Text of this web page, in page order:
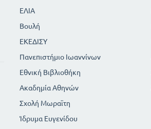
ΕΛΙΑ
Βουλή
ΕΚΕΔΙΣΥ
Πανεπιστήμιο Ιωαννίνων
Εθνική Βιβλιοθήκη
Ακαδημία Αθηνών
Σχολή Μωραϊτη
Ίδρυμα Ευγενίδου